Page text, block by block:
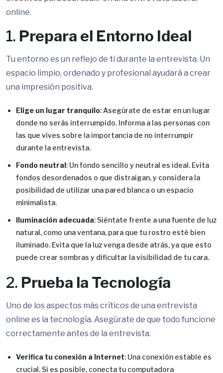
online.
1. Prepara el Entorno Ideal
Tu entorno es un reflejo de ti durante la entrevista. Un
espacio limpio, ordenado y profesional ayudará a crear
una impresión positiva.
Elige un lugar tranquilo: Asegúrate de estar en un lugar
donde no serás interrumpido. Informa a las personas con
las que vives sobre la importancia de no interrumpir
durante la entrevista.
Fondo neutral: Un fondo sencillo y neutral es ideal. Evita
fondos desordenados o que distraigan, y considera la
posibilidad de utilizar una pared blanca o un espacio
minimalista.
Iluminación adecuada: Siéntate frente a una fuente de luz
natural, como una ventana, para que tu rostro esté bien
iluminado. Evita que la luz venga desde atrás, ya que esto
puede crear sombras y dificultar la visibilidad de tu cara.
2. Prueba la Tecnología
Uno de los aspectos más críticos de una entrevista
online es la tecnología. Asegúrate de que todo funcione
correctamente antes de la entrevista.
Verifica tu conexión a Internet: Una conexión estable es
crucial. Si es posible, conecta tu computadora